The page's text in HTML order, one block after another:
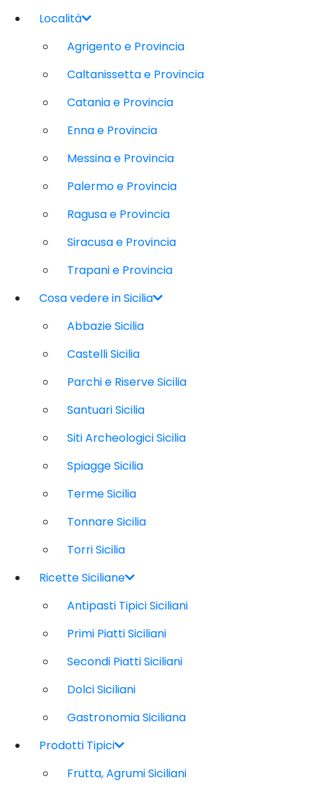
Località
Agrigento e Provincia
Caltanissetta e Provincia
Catania e Provincia
Enna e Provincia
Messina e Provincia
Palermo e Provincia
Ragusa e Provincia
Siracusa e Provincia
Trapani e Provincia
Cosa vedere in Sicilia
Abbazie Sicilia
Castelli Sicilia
Parchi e Riserve Sicilia
Santuari Sicilia
Siti Archeologici Sicilia
Spiagge Sicilia
Terme Sicilia
Tonnare Sicilia
Torri Sicilia
Ricette Siciliane
Antipasti Tipici Siciliani
Primi Piatti Siciliani
Secondi Piatti Siciliani
Dolci Siciliani
Gastronomia Siciliana
Prodotti Tipici
Frutta, Agrumi Siciliani